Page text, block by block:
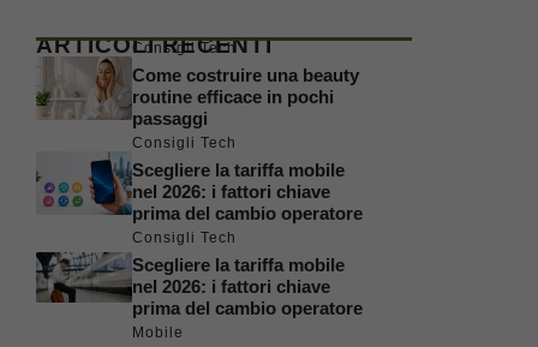
ARTICOLI RECENTI
Consigli Tech
Come costruire una beauty
routine efficace in pochi
passaggi
Consigli Tech
Scegliere la tariffa mobile
nel 2026: i fattori chiave
prima del cambio operatore
Consigli Tech
Scegliere la tariffa mobile
nel 2026: i fattori chiave
prima del cambio operatore
Mobile